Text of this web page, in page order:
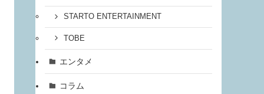
STARTO ENTERTAINMENT
TOBE
エンタメ
コラム